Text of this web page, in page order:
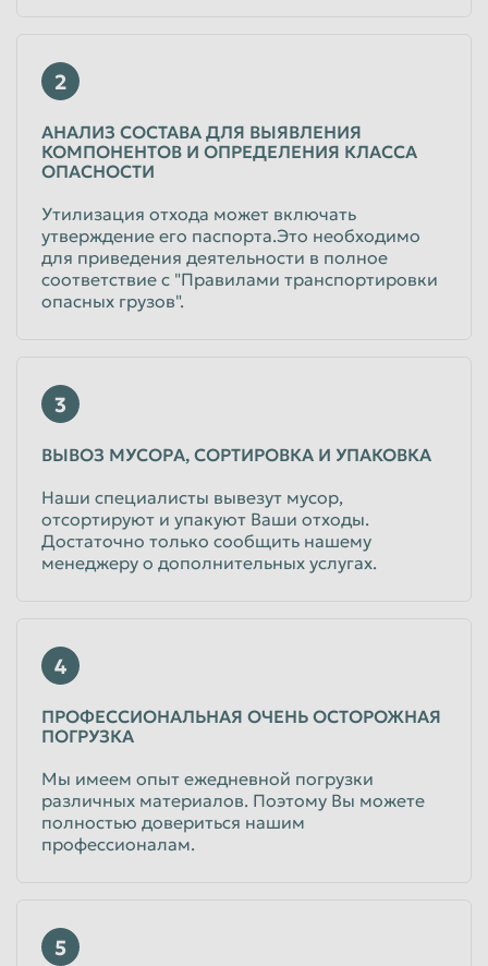
2
АНАЛИЗ СОСТАВА ДЛЯ ВЫЯВЛЕНИЯ
КОМПОНЕНТОВ И ОПРЕДЕЛЕНИЯ КЛАССА
ОПАСНОСТИ
Утилизация отхода может включать
утверждение его паспорта.Это необходимо
для приведения деятельности в полное
соответствие с "Правилами транспортировки
опасных грузов".
3
ВЫВОЗ МУСОРА, СОРТИРОВКА И УПАКОВКА
Наши специалисты вывезут мусор,
отсортируют и упакуют Ваши отходы.
Достаточно только сообщить нашему
менеджеру о дополнительных услугах.
4
ПРОФЕССИОНАЛЬНАЯ ОЧЕНЬ ОСТОРОЖНАЯ
ПОГРУЗКА
Мы имеем опыт ежедневной погрузки
различных материалов. Поэтому Вы можете
полностью довериться нашим
профессионалам.
5